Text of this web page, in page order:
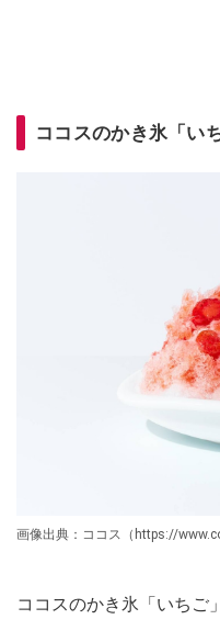
ココスのかき氷「い
画像出典：ココス（https://
ココスのかき氷「いちご